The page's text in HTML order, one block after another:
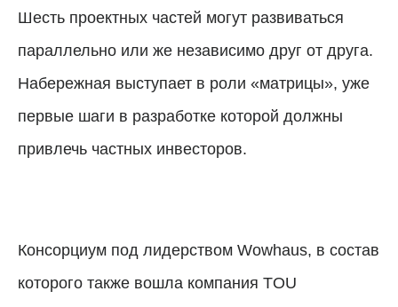
Шесть проектных частей могут развиваться
параллельно или же независимо друг от друга.
Набережная выступает в роли «матрицы», уже
первые шаги в разработке которой должны
привлечь частных инвесторов.
Консорциум под лидерством Wowhaus, в состав
которого также вошла компания TOU